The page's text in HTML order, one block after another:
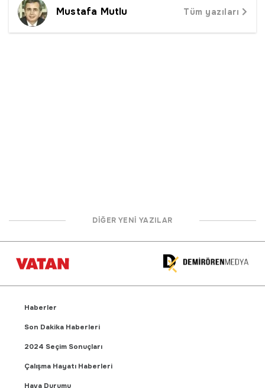
Mustafa Mutlu Tüm yazıları
DİĞER YENİ YAZILAR
Haberler
Son Dakika Haberleri
2024 Seçim Sonuçları
Çalışma Hayatı Haberleri
Hava Durumu